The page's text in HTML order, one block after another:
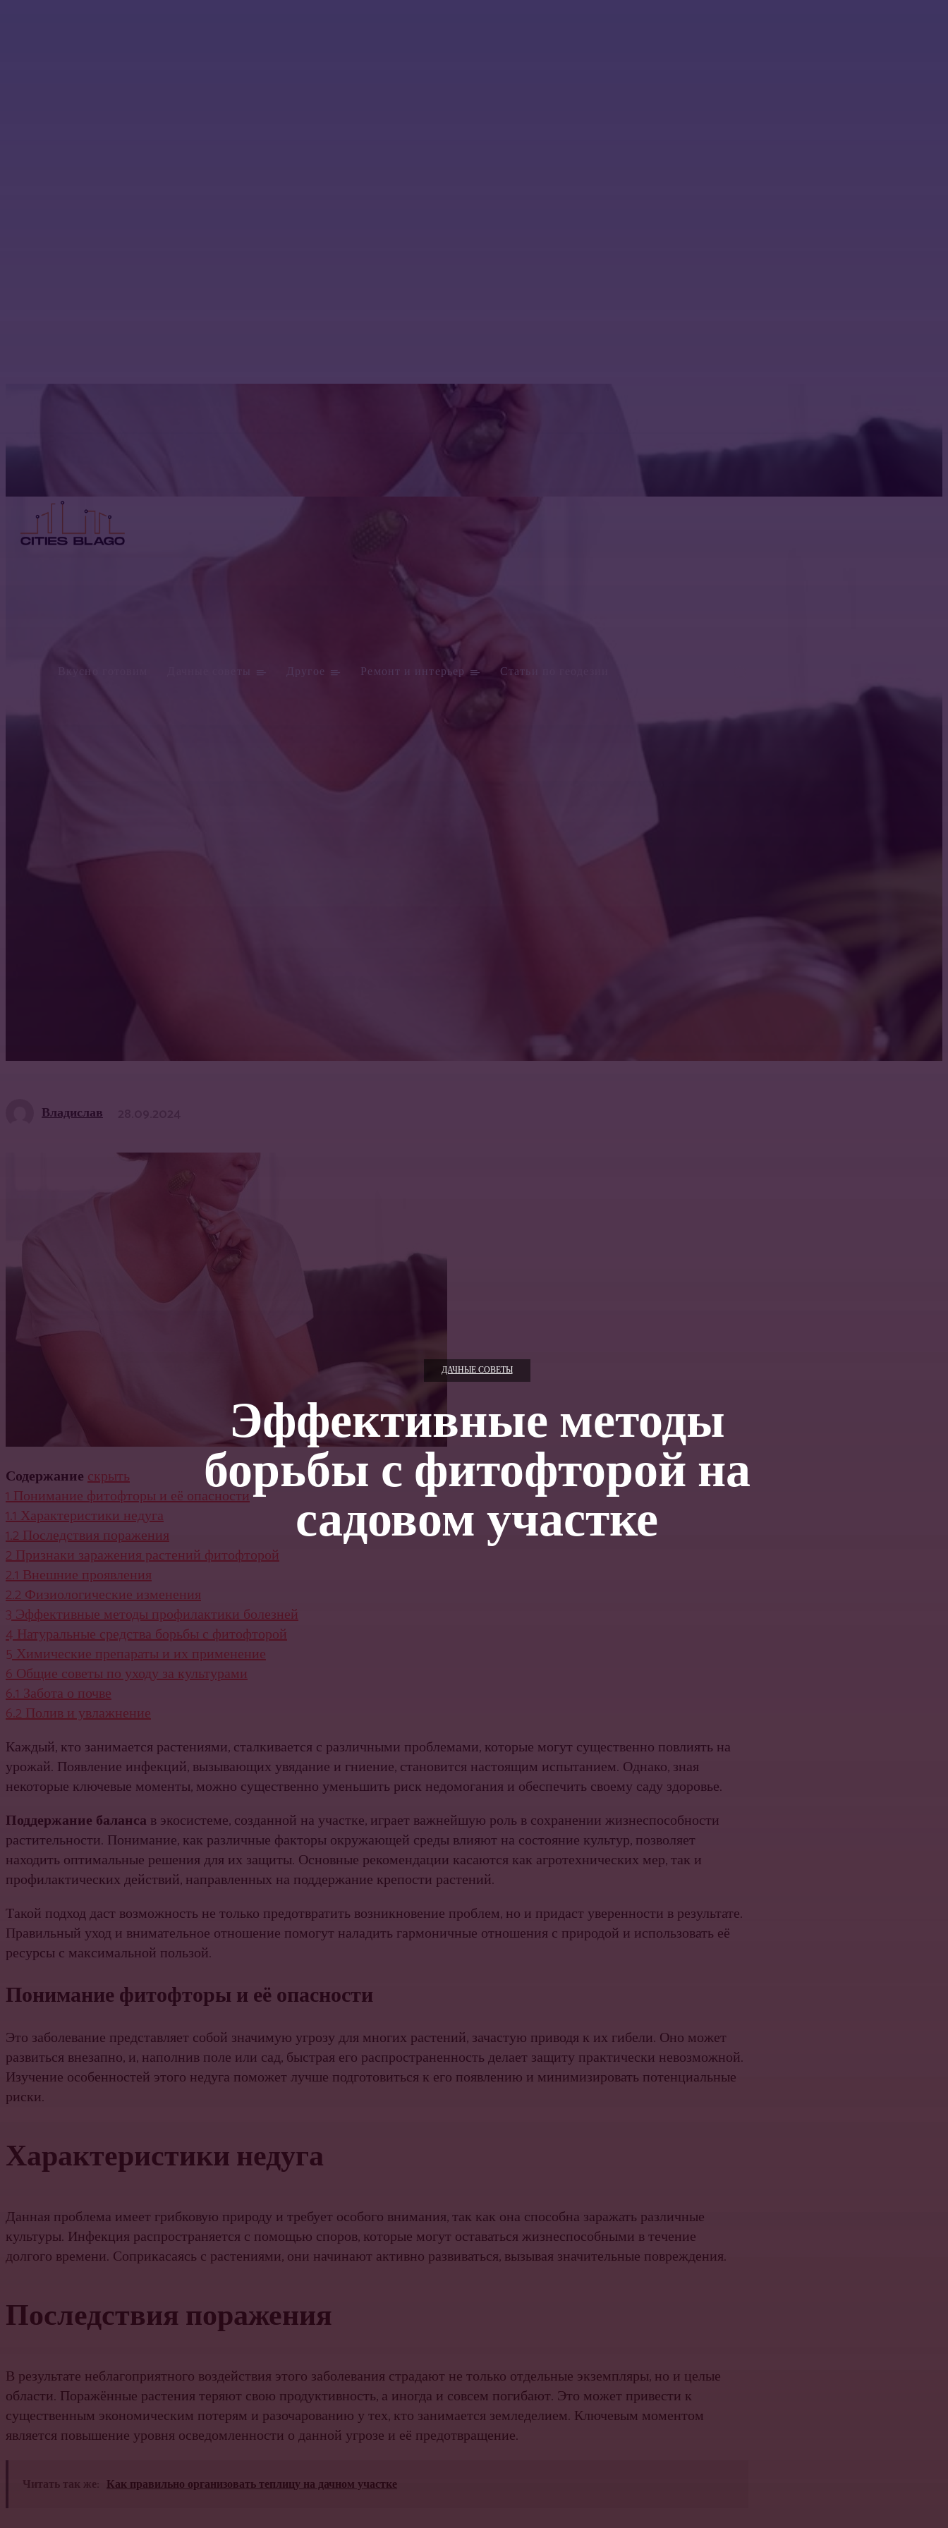
Вкусно готовим Дачные советы Другое Ремонт и интерьер Статьи по геодезии
ДАЧНЫЕ СОВЕТЫ
Эффективные методы
борьбы с фитофторой на
садовом участке
Владислав
Содержаниескрыть
1Понимание фитофторы и её опасности
1.1Характеристики недуга
1.2Последствия поражения
2Признаки заражения растений фитофторой
2.1Внешние проявления
2.2Физиологические изменения
3Эффективные методы профилактики болезней
4Натуральные средства борьбы с фитофторой
5Химические препараты и их применение
6Общие советы по уходу за культурами
6.1Забота о почве
6.2Полив и увлажнение
Каждый, кто занимается растениями, сталкивается с различными проблемами, которые могут существенно повлиять на
урожай. Появление инфекций, вызывающих увядание и гниение, становится настоящим испытанием. Однако, зная
некоторые ключевые моменты, можно существенно уменьшить риск недомогания и обеспечить своему саду здоровье.
Поддержание баланса в экосистеме, созданной на участке, играет важнейшую роль в сохранении жизнеспособности
растительности. Понимание, как различные факторы окружающей среды влияют на состояние культур, позволяет
находить оптимальные решения для их защиты. Основные рекомендации касаются как агротехнических мер, так и
профилактических действий, направленных на поддержание крепости растений.
Такой подход даст возможность не только предотвратить возникновение проблем, но и придаст уверенности в результате.
Правильный уход и внимательное отношение помогут наладить гармоничные отношения с природой и использовать её
ресурсы с максимальной пользой.
Понимание фитофторы и её опасности
Это заболевание представляет собой значимую угрозу для многих растений, зачастую приводя к их гибели. Оно может
развиться внезапно, и, наполнив поле или сад, быстрая его распространенность делает защиту практически невозможной.
Изучение особенностей этого недуга поможет лучше подготовиться к его появлению и минимизировать потенциальные
риски.
Характеристики недуга
Данная проблема имеет грибковую природу и требует особого внимания, так как она способна заражать различные
культуры. Инфекция распространяется с помощью споров, которые могут оставаться жизнеспособными в течение
долгого времени. Соприкасаясь с растениями, они начинают активно развиваться, вызывая значительные повреждения.
Последствия поражения
В результате неблагоприятного воздействия этого заболевания страдают не только отдельные экземпляры, но и целые
области. Поражённые растения теряют свою продуктивность, а иногда и совсем погибают. Это может привести к
существенным экономическим потерям и разочарованию у тех, кто занимается земледелием. Ключевым моментом
является повышение уровня осведомленности о данной угрозе и её предотвращение.
Читать так же: Как правильно организовать теплицу на дачном участке